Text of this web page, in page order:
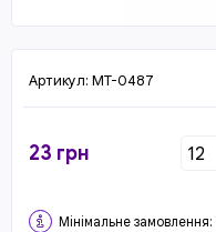
Артикул: MT-0487
23 грн
Мінімальне замовлення: